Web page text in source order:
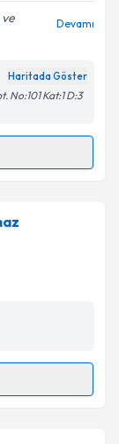
Aydınlatma
ve
Devamı
Haritada Göster
No:101 Kat:1 D:3
takvimi
almanız
Aydınlatma